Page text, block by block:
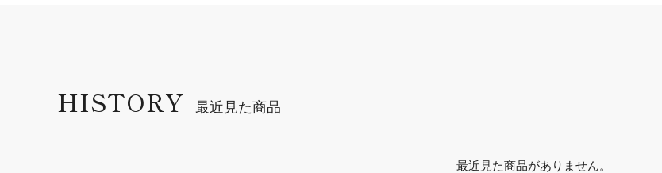
HISTORY
最近見た商品がありません。